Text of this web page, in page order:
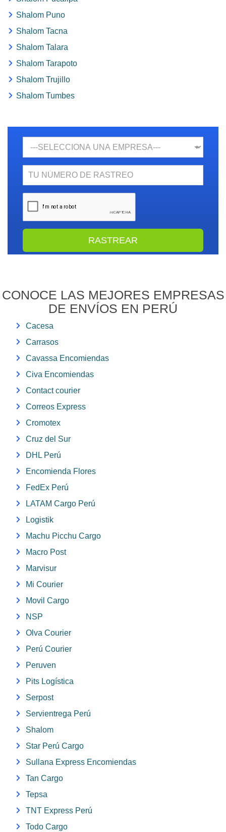
Shalom Puno
Shalom Tacna
Shalom Talara
Shalom Tarapoto
Shalom Trujillo
Shalom Tumbes
N.
CONOCE LAS MEJORES EMPRESAS
DE ENVÍOS EN PERÚ
Cacesa
Carrasos
Cavassa Encomiendas
Civa Encomiendas
Contact courier
Correos Express
Cromotex
Cruz del Sur
DHL Perú
Encomienda Flores
FedEx Perú
LATAM Cargo Perú
Logistik
Machu Picchu Cargo
Macro Post
Marvisur
Mi Courier
Movil Cargo
NSP
Olva Courier
Perú Courier
Peruven
Pits Logística
Serpost
Servientrega Perú
Shalom
Star Perú Cargo
Sullana Express Encomiendas
Tan Cargo
Tepsa
TNT Express Perú
Todo Cargo